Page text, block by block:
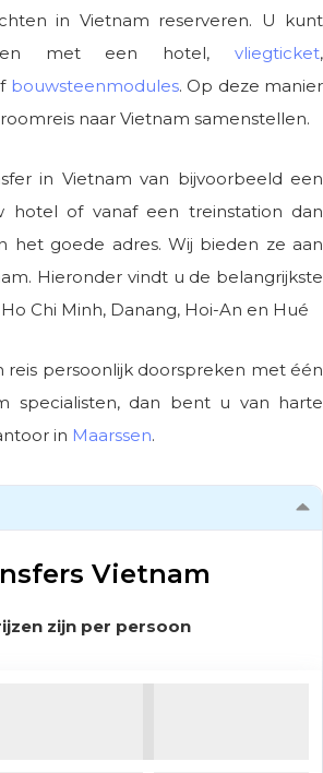
in Vietnam reserveren. U kunt
met een hotel, vliegticket,
bouwsteenmodules. Op deze manier
naar Vietnam samenstellen.
in Vietnam van bijvoorbeeld een
hotel of vanaf een treinstation dan
het goede adres. Wij bieden ze aan
Hieronder vindt u de belangrijkste
Chi Minh, Danang, Hoi-An en Hué
reis persoonlijk doorspreken met één
specialisten, dan bent u van harte
in Maarssen.
Vietnam
zijn per persoon